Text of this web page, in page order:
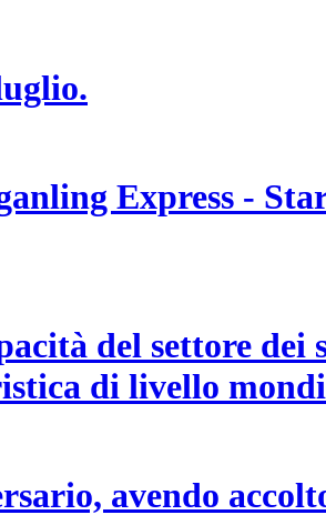
Express -
del settore dei
di livello
avendo